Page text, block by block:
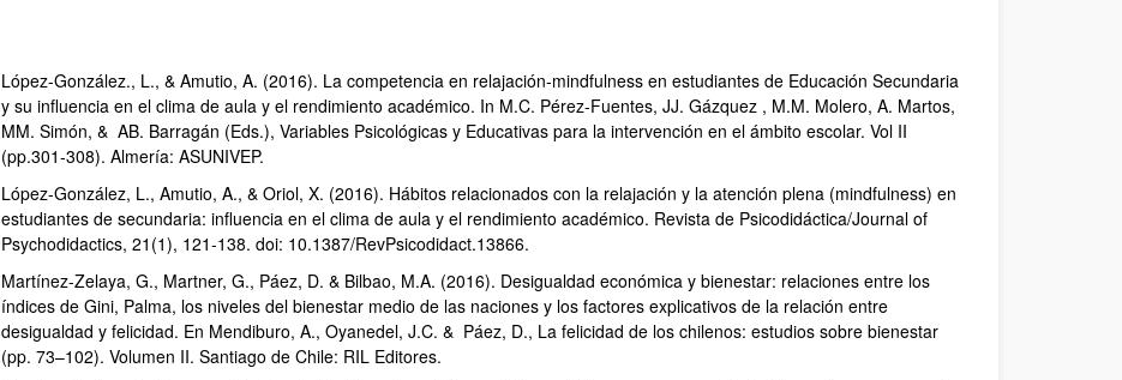
López-González., L., & Amutio, A. (2016). La competencia en relajación-mindfulness en estudiantes de Educación Secundaria
y su influencia en el clima de aula y el rendimiento académico. In M.C. Pérez-Fuentes, JJ. Gázquez , M.M. Molero, A. Martos,
MM. Simón, & AB. Barragán (Eds.), Variables Psicológicas y Educativas para la intervención en el ámbito escolar. Vol II
(pp.301-308). Almería: ASUNIVEP.
López-González, L., Amutio, A., & Oriol, X. (2016). Hábitos relacionados con la relajación y la atención plena (mindfulness) en
estudiantes de secundaria: influencia en el clima de aula y el rendimiento académico. Revista de Psicodidáctica/Journal of
Psychodidactics, 21(1), 121-138. doi: 10.1387/RevPsicodidact.13866.
Martínez-Zelaya, G., Martner, G., Páez, D. & Bilbao, M.A. (2016). Desigualdad económica y bienestar: relaciones entre los
índices de Gini, Palma, los niveles del bienestar medio de las naciones y los factores explicativos de la relación entre
desigualdad y felicidad. En Mendiburo, A., Oyanedel, J.C. & Páez, D., La felicidad de los chilenos: estudios sobre bienestar
(pp. 73–102). Volumen II. Santiago de Chile: RIL Editores.